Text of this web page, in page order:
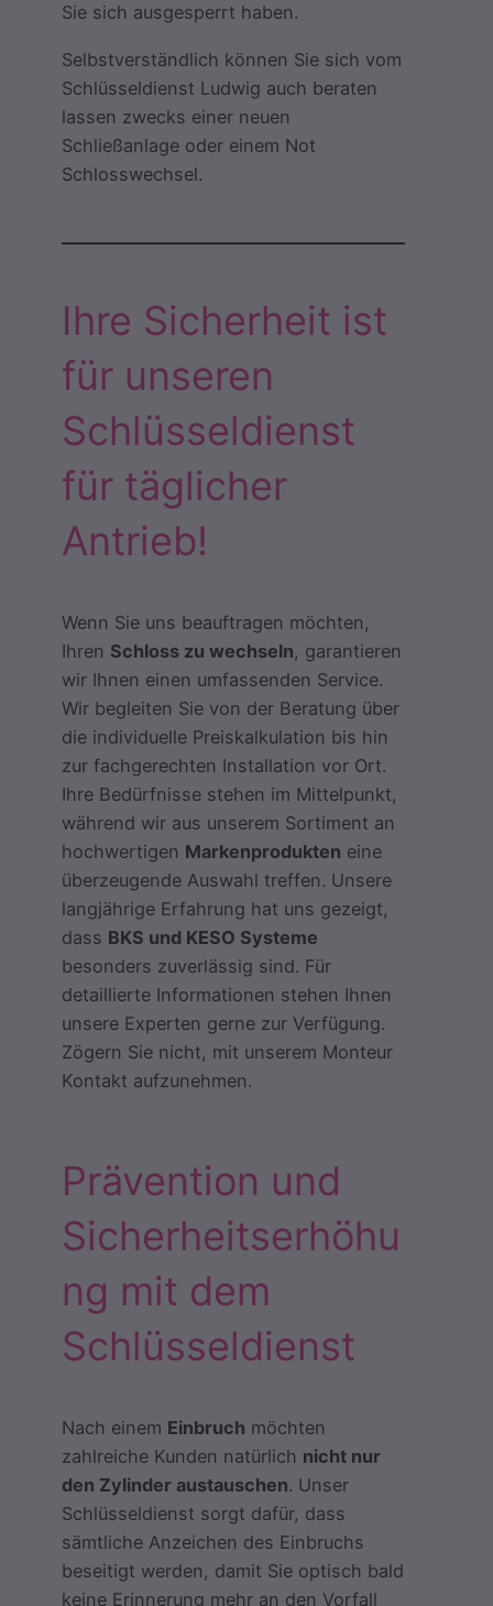
Sie sich ausgesperrt haben.
Selbstverständlich können Sie sich vom
Schlüsseldienst Ludwig auch beraten
lassen zwecks einer neuen
Schließanlage oder einem Not
Schlosswechsel.
Ihre Sicherheit ist
für unseren
Schlüsseldienst
für täglicher
Antrieb!
Wenn Sie uns beauftragen möchten,
Ihren Schloss zu wechseln, garantieren
wir Ihnen einen umfassenden Service.
Wir begleiten Sie von der Beratung über
die individuelle Preiskalkulation bis hin
zur fachgerechten Installation vor Ort.
Ihre Bedürfnisse stehen im Mittelpunkt,
während wir aus unserem Sortiment an
hochwertigen Markenprodukten eine
überzeugende Auswahl treffen. Unsere
langjährige Erfahrung hat uns gezeigt,
dass BKS und KESO Systeme
besonders zuverlässig sind. Für
detaillierte Informationen stehen Ihnen
unsere Experten gerne zur Verfügung.
Zögern Sie nicht, mit unserem Monteur
Kontakt aufzunehmen.
Prävention und
Sicherheitserhöhu
ng mit dem
Schlüsseldienst
Nach einem Einbruch möchten
zahlreiche Kunden natürlich nicht nur
den Zylinder austauschen. Unser
Schlüsseldienst sorgt dafür, dass
sämtliche Anzeichen des Einbruchs
beseitigt werden, damit Sie optisch bald
keine Erinnerung mehr an den Vorfall